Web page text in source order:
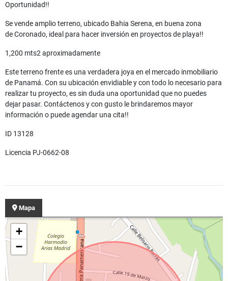
Oportunidad!!
Se vende amplio terreno, ubicado Bahia Serena, en buena zona
de Coronado, ideal para hacer inversión en proyectos de playa!!
1,200 mts2 aproximadamente
Este terreno frente es una verdadera joya en el mercado inmobiliario
de Panamá. Con su ubicación envidiable y con todo lo necesario para
realizar tu proyecto, es sin duda una oportunidad que no puedes
dejar pasar. Contáctenos y con gusto le brindaremos mayor
información o puede agendar una cita!!
ID 13128
Licencia PJ-0662-08
Mapa
+
−